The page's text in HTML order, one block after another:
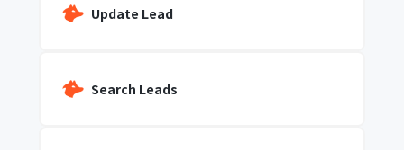
Update Lead
Search Leads